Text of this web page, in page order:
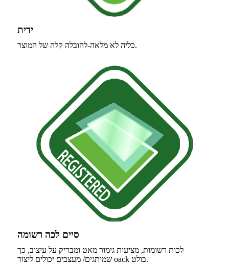
ידית
כליה לא מלאה-להובלה קלה של המוצר.
סיים לכה רשומה
לכות רשומות, מציעות גימור מאט ומבריק על עיצוב, כך
שמותגים/ מעצבים יכולים ליצור oack בולט.